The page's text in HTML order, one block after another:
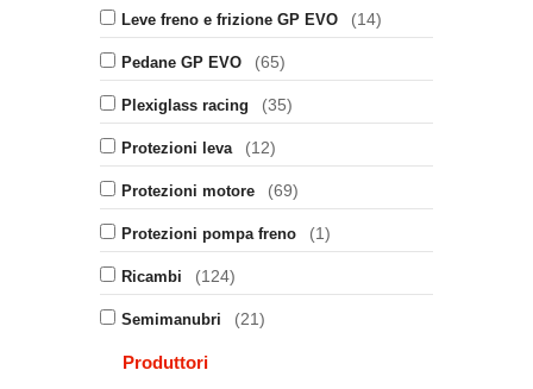
Leve freno e frizione GP EVO (14)
Pedane GP EVO (65)
Plexiglass racing (35)
Protezioni leva (12)
Protezioni motore (69)
Protezioni pompa freno (1)
Ricambi (124)
Semimanubri (21)
Produttori